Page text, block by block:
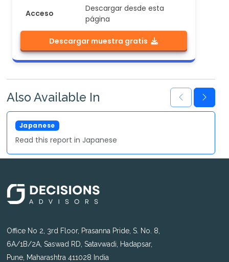
Acceso
Descargar desde esta
página
Descargar muestra gratis
Also Available In
Japanese
Read this report in Japanese
Office No 2, 3rd Floor, Prasanna Pride, S. No. 8,
6A/1B/2A, Saswad RD, Satavwadi, Hadapsar,
Pune, Maharashtra 411028 India